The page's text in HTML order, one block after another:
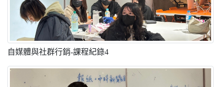
自媒體與社群行銷-課程紀錄4